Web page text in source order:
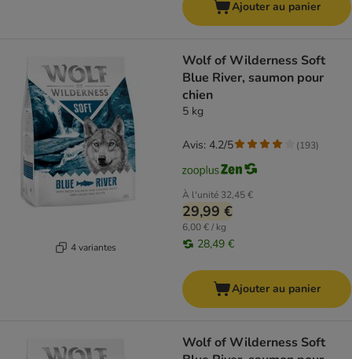
Ajouter au panier
4 variantes
Wolf of Wilderness Soft
Blue River, saumon pour
chien
5 kg
À l'unité 32,45 €
29,99 €
6,00 € / kg
28,49 €
Avis: 4.2/5 (193)
Ajouter au panier
Wolf of Wilderness Soft